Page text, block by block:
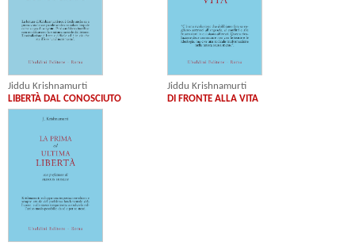
Jiddu Krishnamurti
LIBERTÀ DAL CONOSCIUTO
Jiddu Krishnamurti
DI FRONTE ALLA VITA